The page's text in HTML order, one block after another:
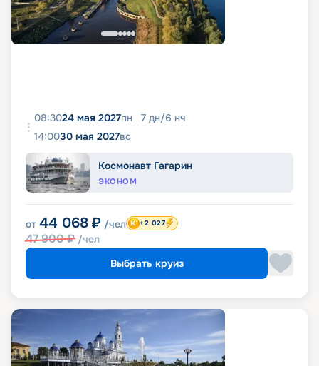
08:3024 мая 2027пн 7 дн/6 нч
14:0030 мая 2027вс
Космонавт Гагарин
ЭКОНОМ
от 44 068 ₽ /чел
47 900₽ /чел
+2 027
Выбрать круиз